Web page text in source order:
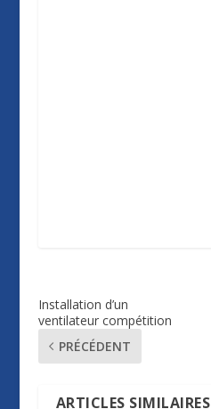
Installation d’un
ventilateur compétition
PRÉCÉDENT
ARTICLES SIMILAIRES